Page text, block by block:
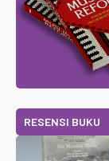
RESENSI BUKU